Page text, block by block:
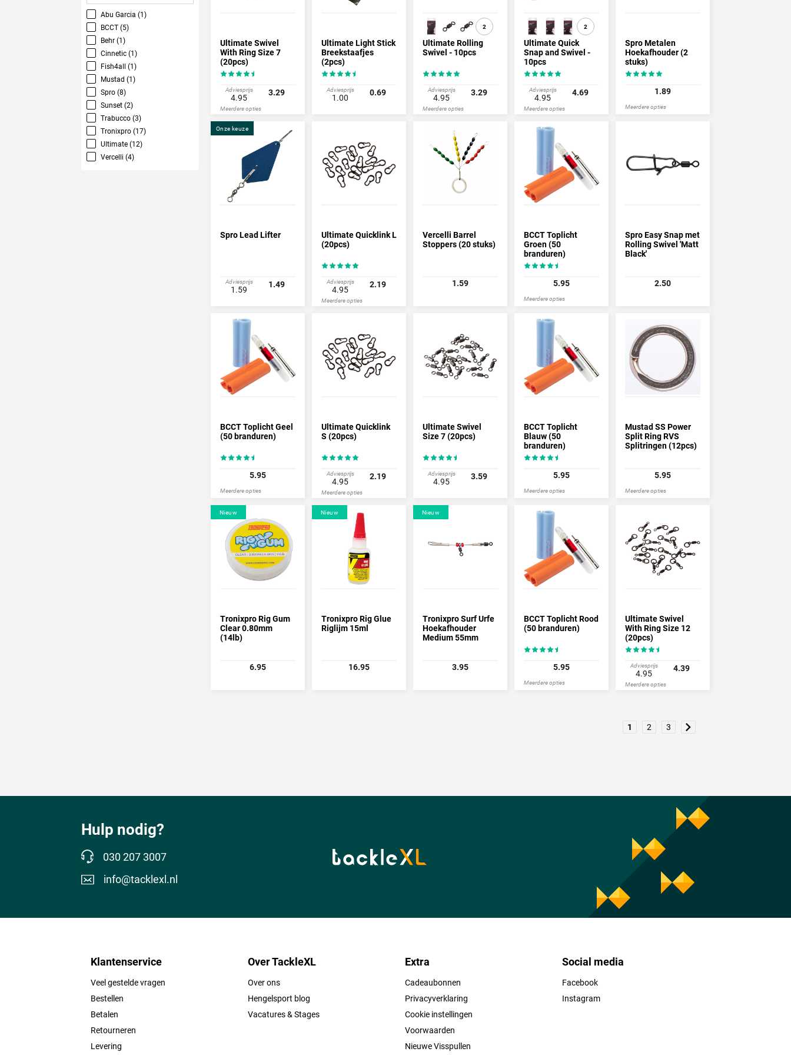
Abu Garcia (1)
BCCT (5)
Behr (1)
Cinnetic (1)
Fish4all (1)
Mustad (1)
Spro (8)
Sunset (2)
Trabucco (3)
Tronixpro (17)
Ultimate (12)
Vercelli (4)
Ultimate Swivel
With Ring Size 7
(20pcs)
Adviesprijs
4.95
3.29
Meerdere opties
Ultimate Light Stick
Breekstaafjes
(2pcs)
Adviesprijs
1.00
0.69
2
Ultimate Rolling
Swivel - 10pcs
Adviesprijs
4.95
3.29
Meerdere opties
2
Ultimate Quick
Snap and Swivel -
10pcs
Adviesprijs
4.95
4.69
Meerdere opties
Spro Metalen
Hoekafhouder (2
stuks)
1.89
Meerdere opties
Onze keuze
Spro Lead Lifter
Adviesprijs
1.59
1.49
Ultimate Quicklink L
(20pcs)
Adviesprijs
4.95
2.19
Meerdere opties
Vercelli Barrel
Stoppers (20 stuks)
1.59
BCCT Toplicht
Groen (50
branduren)
5.95
Meerdere opties
Spro Easy Snap met
Rolling Swivel 'Matt
Black'
2.50
BCCT Toplicht Geel
(50 branduren)
5.95
Meerdere opties
Ultimate Quicklink
S (20pcs)
Adviesprijs
4.95
2.19
Meerdere opties
Ultimate Swivel
Size 7 (20pcs)
Adviesprijs
4.95
3.59
BCCT Toplicht
Blauw (50
branduren)
5.95
Meerdere opties
Mustad SS Power
Split Ring RVS
Splitringen (12pcs)
5.95
Meerdere opties
Nieuw
Tronixpro Rig Gum
Clear 0.80mm
(14lb)
6.95
Nieuw
Tronixpro Rig Glue
Riglijm 15ml
16.95
Nieuw
Tronixpro Surf Urfe
Hoekafhouder
Medium 55mm
3.95
BCCT Toplicht Rood
(50 branduren)
5.95
Meerdere opties
Ultimate Swivel
With Ring Size 12
(20pcs)
Adviesprijs
4.95
4.39
Meerdere opties
1 2 3
Hulp nodig?
030 207 3007
info@tacklexl.nl
Klantenservice
Veel gestelde vragen
Bestellen
Betalen
Retourneren
Levering
Over TackleXL
Over ons
Hengelsport blog
Vacatures & Stages
Extra
Cadeaubonnen
Privacyverklaring
Cookie instellingen
Voorwaarden
Nieuwe Visspullen
Social media
Facebook
Instagram